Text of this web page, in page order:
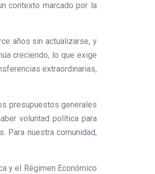
contexto marcado por la
años sin actualizarse, y
creciendo, lo que exige
extraordinarias,
presupuestos generales
voluntad política para
Para nuestra comunidad,
y el Régimen Económico